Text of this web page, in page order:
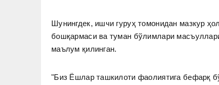
Шунингдек, ишчи гуруҳ томонидан мазкур
бошқармаси ва туман бўлимлари
маълум қилинган.
"Биз Ёшлар ташкилоти фаолиятига бефарқ